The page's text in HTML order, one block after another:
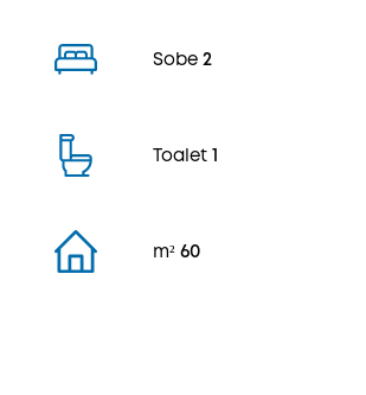
Sobe 2
Toalet
m² 60